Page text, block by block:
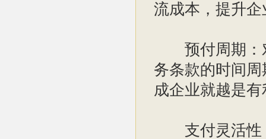
流成本，提升
预付周期：对
务条款的时间
成企业就越是有
支付灵活性：